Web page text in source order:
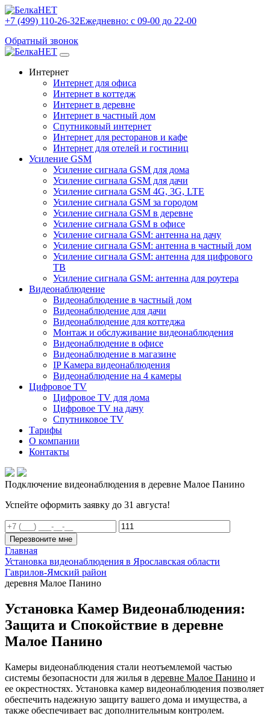
+7 (499) 110-26-32Ежедневно: с 09-00 до 22-00
Обратный звонок
Интернет
Интернет для офиса
Интернет в коттедж
Интернет в деревне
Интернет в частный дом
Спутниковый интернет
Интернет для ресторанов и кафе
Интернет для отелей и гостиниц
Усиление GSM
Усиление сигнала GSM для дома
Усиление сигнала GSM для дачи
Усиление сигнала GSM 4G, 3G, LTE
Усиление сигнала GSM за городом
Усиление сигнала GSM в деревне
Усиление сигнала GSM в офисе
Усиление сигнала GSM: антенна на дачу
Усиление сигнала GSM: антенна в частный дом
Усиление сигнала GSM: антенна для цифрового
ТВ
Усиление сигнала GSM: антенна для роутера
Видеонаблюдение
Видеонаблюдение в частный дом
Видеонаблюдение для дачи
Видеонаблюдение для коттеджа
Монтаж и обслуживание видеонаблюдения
Видеонаблюдение в офисе
Видеонаблюдение в магазине
IP Камера видеонаблюдения
Видеонаблюдение на 4 камеры
Цифровое TV
Цифровое TV для дома
Цифровое TV на дачу
Спутниковое TV
Тарифы
О компании
Контакты
Подключение видеонаблюдения в деревне Малое Панино
Успейте оформить заявку до 31 августа!
Перезвоните мне
Главная
Установка видеонаблюдения в Ярославская области
Гаврилов-Ямский район
деревня Малое Панино
Установка Камер Видеонаблюдения:
Защита и Спокойствие в деревне
Малое Панино
Камеры видеонаблюдения стали неотъемлемой частью
системы безопасности для жилья в деревне Малое Панино и
ее окрестностях. Установка камер видеонаблюдения позволяет
обеспечить надежную защиту вашего дома и имущества, а
также обеспечивает вас дополнительным контролем.